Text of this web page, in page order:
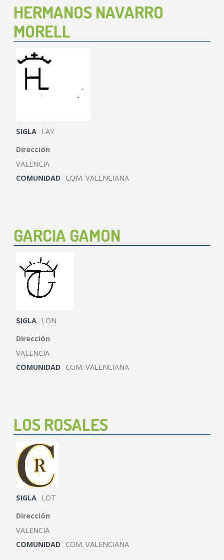
HERMANOS NAVARRO
MORELL
SIGLA LAY
Dirección
VALENCIA
COMUNIDAD COM. VALENCIANA
GARCIA GAMON
SIGLA LON
Dirección
VALENCIA
COMUNIDAD COM. VALENCIANA
LOS ROSALES
SIGLA LOT
Dirección
VALENCIA
COMUNIDAD COM. VALENCIANA